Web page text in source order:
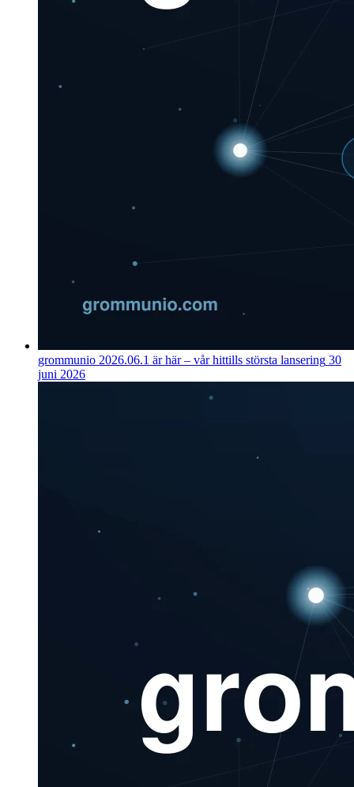
grommunio 2026.06.1 är här – vår hittills största lansering 30
juni 2026